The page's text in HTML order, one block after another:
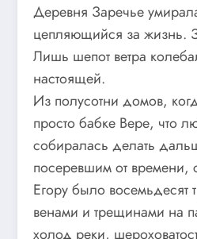
Деревня Заречье
цепляющийся за жизнь.
Лишь шепот ветра
настоящей.
Из полусотни домов,
просто бабке Вере, что
собиралась делать
посеревшим от времени,
Егору было восемьдесят
венами и трещинами на
холод реки,